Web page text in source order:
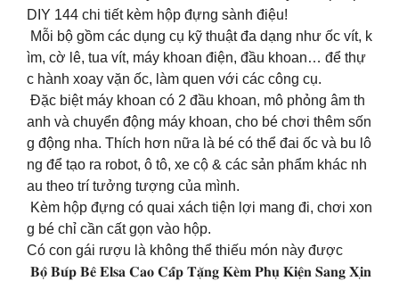
DIY 144 chi tiết kèm hộp đựng sành điệu!
Mỗi bộ gồm các dụng cụ kỹ thuật đa dạng như ốc vít, k
ìm, cờ lê, tua vít, máy khoan điện, đầu khoan… để thự
c hành xoay vặn ốc, làm quen với các công cụ.
Đặc biệt máy khoan có 2 đầu khoan, mô phỏng âm th
anh và chuyển động máy khoan, cho bé chơi thêm sốn
g động nha. Thích hơn nữa là bé có thể đai ốc và bu lô
ng để tạo ra robot, ô tô, xe cộ & các sản phẩm khác nh
au theo trí tưởng tượng của mình.
Kèm hộp đựng có quai xách tiện lợi mang đi, chơi xon
g bé chỉ cần cất gọn vào hộp.
Có con gái rượu là không thể thiếu món này được
𝐁𝐨̣̂ 𝐁𝐮́𝐩 𝐁𝐞̂ 𝐄𝐥𝐬𝐚 𝐂𝐚𝐨 𝐂𝐚̂́𝐩 𝐓𝐚̣̆𝐧𝐠 𝐊𝐞̀𝐦 𝐏𝐡𝐮̣ 𝐊𝐢𝐞̣̂𝐧 𝐒𝐚𝐧𝐠 𝐗𝐢̣𝐧